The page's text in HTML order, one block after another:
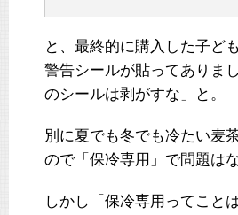
と、最終的に購入した子ど
警告シールが貼ってありま
のシールは剥がすな」と。
別に夏でも冬でも冷たい麦
ので「保冷専用」で問題はな
しかし「保冷専用ってこと